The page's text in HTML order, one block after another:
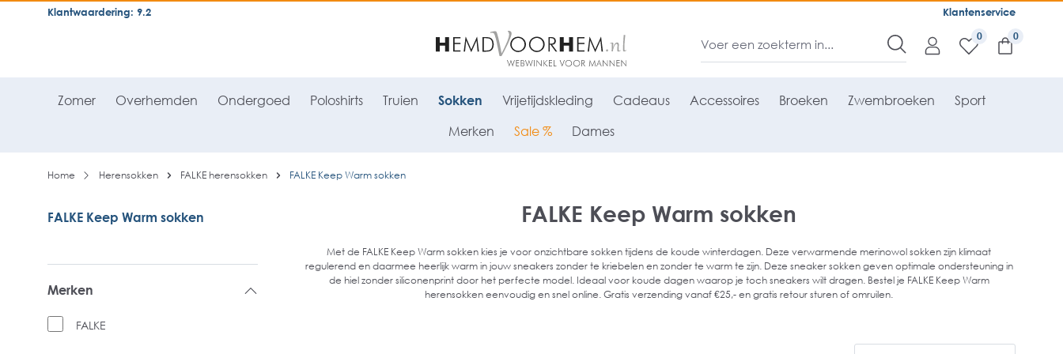
general.skipToNavigation Klantenservice
Klantwaardering: 9.2
0
Zomer Overhemden Ondergoed Poloshirts Truien Sokken Vrijetijdskleding Cadeaus Accessoires Broeken Zwembroeken Sport
Merken Sale % Dames
Home Herensokken FALKE herensokken FALKE Keep Warm sokken
FALKE Keep Warm sokken
Merken
FALKE
FALKE Keep Warm sokken
Met de FALKE Keep Warm sokken kies je voor onzichtbare sokken tijdens de koude winterdagen. Deze verwarmende merinowol sokken zijn klimaat
regulerend en daarmee heerlijk warm in jouw sneakers zonder te kriebelen en zonder te warm te zijn. Deze sneaker sokken geven optimale ondersteuning in
de hiel zonder siliconenprint door het perfecte model. Ideaal voor koude dagen waarop je toch sneakers wilt dragen. Bestel je FALKE Keep Warm
herensokken eenvoudig en snel online. Gratis verzending vanaf €25,- en gratis retour sturen of omruilen.